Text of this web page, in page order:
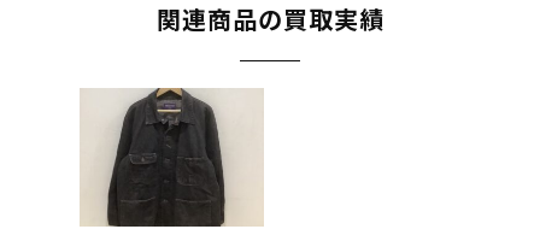
関連商品の買取実績